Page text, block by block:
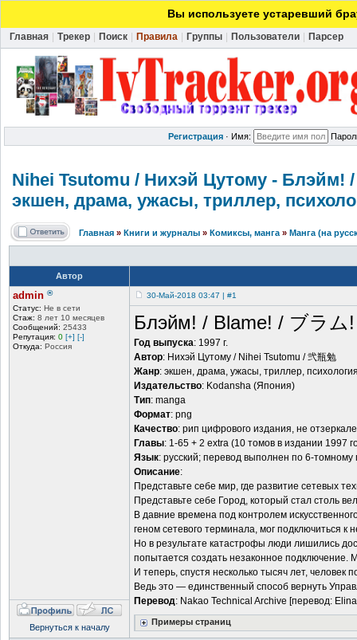
Вы используете устаревший
Главная Трекер Поиск Правила Группы Пользователи Парсер
Регистрация · Имя:
Nihei Tsutomu / Нихэй Цутому - Блэйм!
экшен, драма, ужасы, триллер,
Главная » Книги и журналы » Комиксы, манга » Манга (на
Автор
admin ®
Статус: Не в сети
Стаж: 8 лет 10 месяцев
Сообщений: 25433
Репутация: 0 [+] [-]
Откуда: Россия
30-Май-2018 03:47 | #1
Блэйм! / Blame! / ブラム!
Год выпуска: 1997 г.
Автор: Нихэй Цутому / Nihei Tsutomu / 弐瓶勉
Жанр: экшен, драма, ужасы, триллер,
Издательство: Kodansha (Япония)
Тип: manga
Формат: png
Качество: рип цифрового издания, не
Главы: 1-65 + 2 extra (10 томов в издании 1997
Язык: русский; перевод выполнен по 6-
Описание:
Представьте себе мир, где развитие сетевых
Представьте себе Город, который стал столь
В давние времена под контролем
геном сетевого терминала, мог подключиться к
Но в результате катастрофы люди лишились
попытается создать незаконное подключение.
И теперь, спустя несколько тысяч лет,
Ведь это — единственный способ вернуть
Перевод: Nakao Technical Archive [перевод:
Примеры страниц
Вернуться к началу